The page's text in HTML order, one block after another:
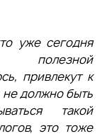
уже сегодня
полезной
привлекут к
должно быть
такой
это тоже